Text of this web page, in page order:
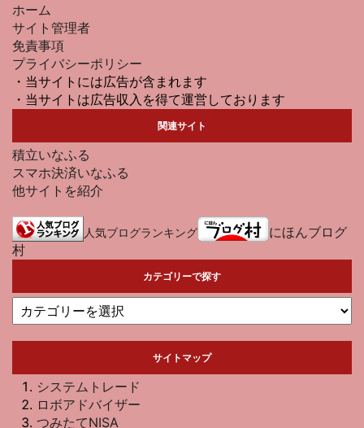
ホーム
サイト管理者
免責事項
プライバシーポリシー
・当サイトには広告が含まれます
・当サイトは広告収入を得て運営しております
関連サイト
積立いなふる
スマホ決済いなふる
他サイトを紹介
人気ブログランキング
にほんブログ
村
カテゴリーで探す
サイトマップ
システムトレード
ロボアドバイザー
つみたてNISA